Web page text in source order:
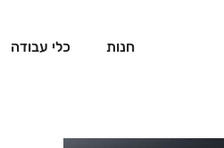
חנות כלי עבודה